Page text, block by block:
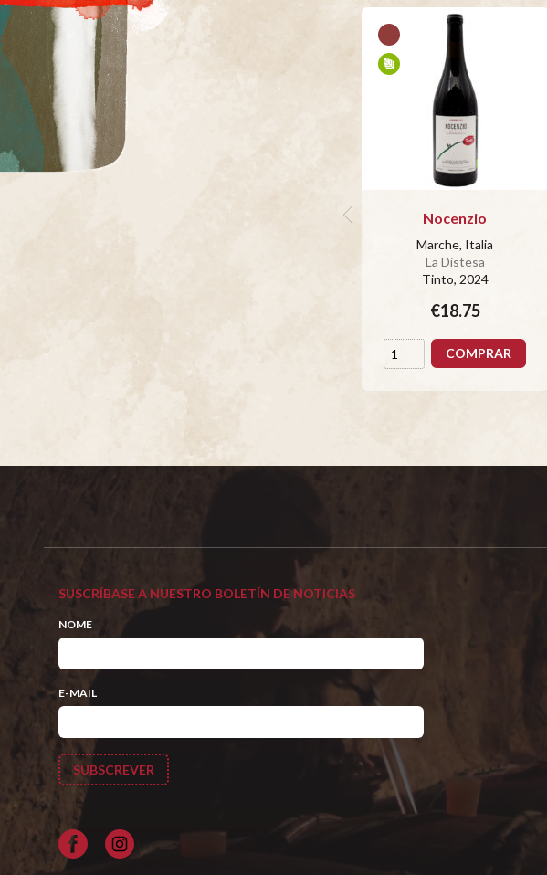
Nocenzio
Marche, Italia
La Distesa
Tinto, 2024
€18.75
COMPRAR
SUSCRÍBASE A NUESTRO BOLETÍN DE NOTICIAS
NOME
E-MAIL
Facebook